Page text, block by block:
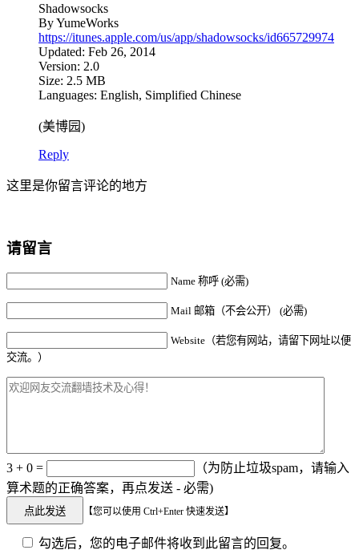
Shadowsocks
By YumeWorks
https://itunes.apple.com/us/app/shadowsocks/id665729974
Updated: Feb 26, 2014
Version: 2.0
Size: 2.5 MB
Languages: English, Simplified Chinese
(美博园)
Reply
这里是你留言评论的地方
请留言
Name 称呼 (必需)
Mail 邮箱（不会公开） (必需)
Website（若您有网站，请留下网址以便
交流。）
3 + 0 =
（为防止垃圾spam，请输入
算术题的正确答案，再点发送 - 必需)
【您可以使用 Ctrl+Enter 快速发送】
勾选后，您的电子邮件将收到此留言的回复。